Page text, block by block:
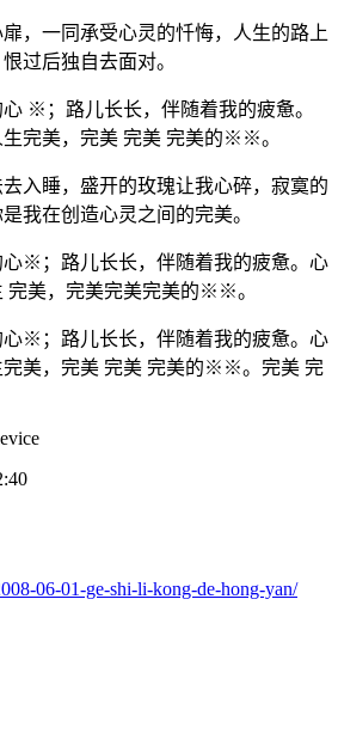
，一同承受心灵的忏悔，人生的路上
过后独自去面对。
※；路儿长长，伴随着我的疲惫。
完美，完美 完美 完美的※※。
入睡，盛开的玫瑰让我心碎，寂寞的
我在创造心灵之间的完美。
※；路儿长长，伴随着我的疲惫。心
完美，完美完美完美的※※。
※；路儿长长，伴随着我的疲惫。心
完美，完美 完美 完美的※※。完美 完
06-01-ge-shi-li-kong-de-hong-yan/